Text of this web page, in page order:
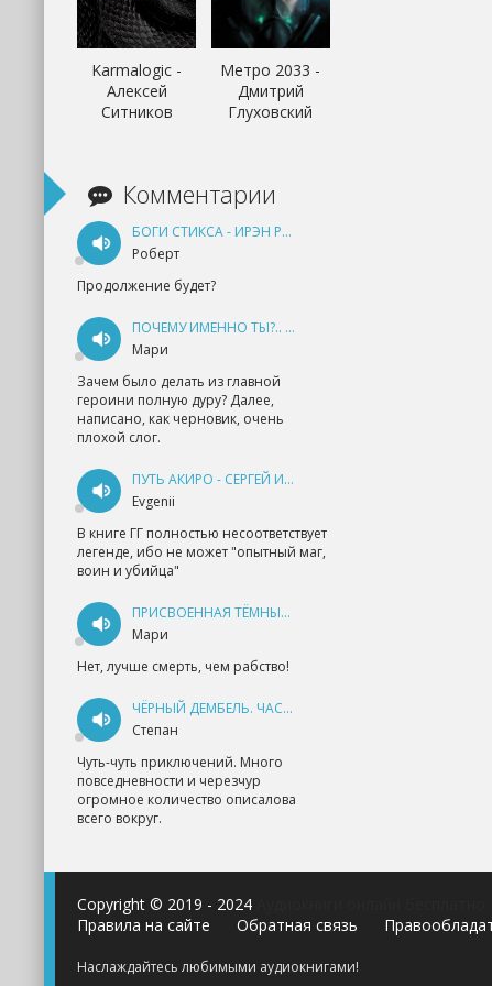
Karmalogic -
Алексей
Ситников
Метро 2033 -
Дмитрий
Глуховский
Комментарии
БОГИ СТИКСА - ИРЭН РУДКЕВИЧ
Роберт
Продолжение будет?
ПОЧЕМУ ИМЕННО ТЫ?.. КНИГА 1 - ЕКАТЕРИНА ЮДИНА
Мари
Зачем было делать из главной
героини полную дуру? Далее,
написано, как черновик, очень
плохой слог.
ПУТЬ АКИРО - СЕРГЕЙ ИЗМАЙЛОВ
Evgenii
В книге ГГ полностью несоответствует
легенде, ибо не может "опытный маг,
воин и убийца"
ПРИСВОЕННАЯ ТЁМНЫМ. ПРОКЛЯТАЯ ЛЮБОВЬ - АННА ГЕРР
Мари
Нет, лучше смерть, чем рабство!
ЧЁРНЫЙ ДЕМБЕЛЬ. ЧАСТЬ 1 - АНДРЕЙ ФЕДИН
Степан
Чуть-чуть приключений. Много
повседневности и черезчур
огромное количество описалова
всего вокруг.
Copyright © 2019 - 2024
Правила на сайте
Обратная связь
Наслаждайтесь любимыми аудиокнигами!